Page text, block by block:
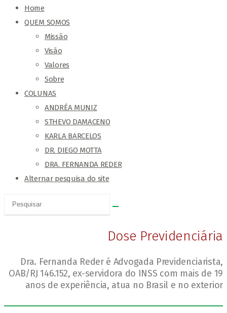
Home
QUEM SOMOS
Missão
Visão
Valores
Sobre
COLUNAS
ANDRÉA MUNIZ
STHEVO DAMACENO
KARLA BARCELOS
DR. DIEGO MOTTA
DRA. FERNANDA REDER
Alternar pesquisa do site
Dose Previdenciária
Dra. Fernanda Reder é Advogada Previdenciarista,
OAB/RJ 146.152, ex-servidora do INSS com mais de 19
anos de experiência, atua no Brasil e no exterior